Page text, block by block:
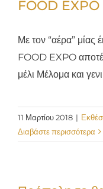
FOOD EXPO
Με τον “αέρα” μίας
FOOD EXPO
μέλι Μέλομα και
11 Μαρτίου 2018 |
Διαβάστε περισσότερα